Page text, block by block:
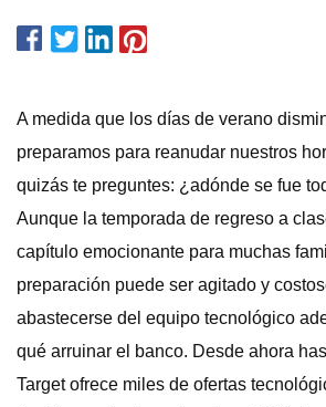
A medida que los días de verano
preparamos para reanudar nuestros
quizás te preguntes: ¿adónde se fue
Aunque la temporada de regreso a
capítulo emocionante para muchas
preparación puede ser agitado y
abastecerse del equipo tecnológico
qué arruinar el banco. Desde ahora
Target ofrece miles de ofertas